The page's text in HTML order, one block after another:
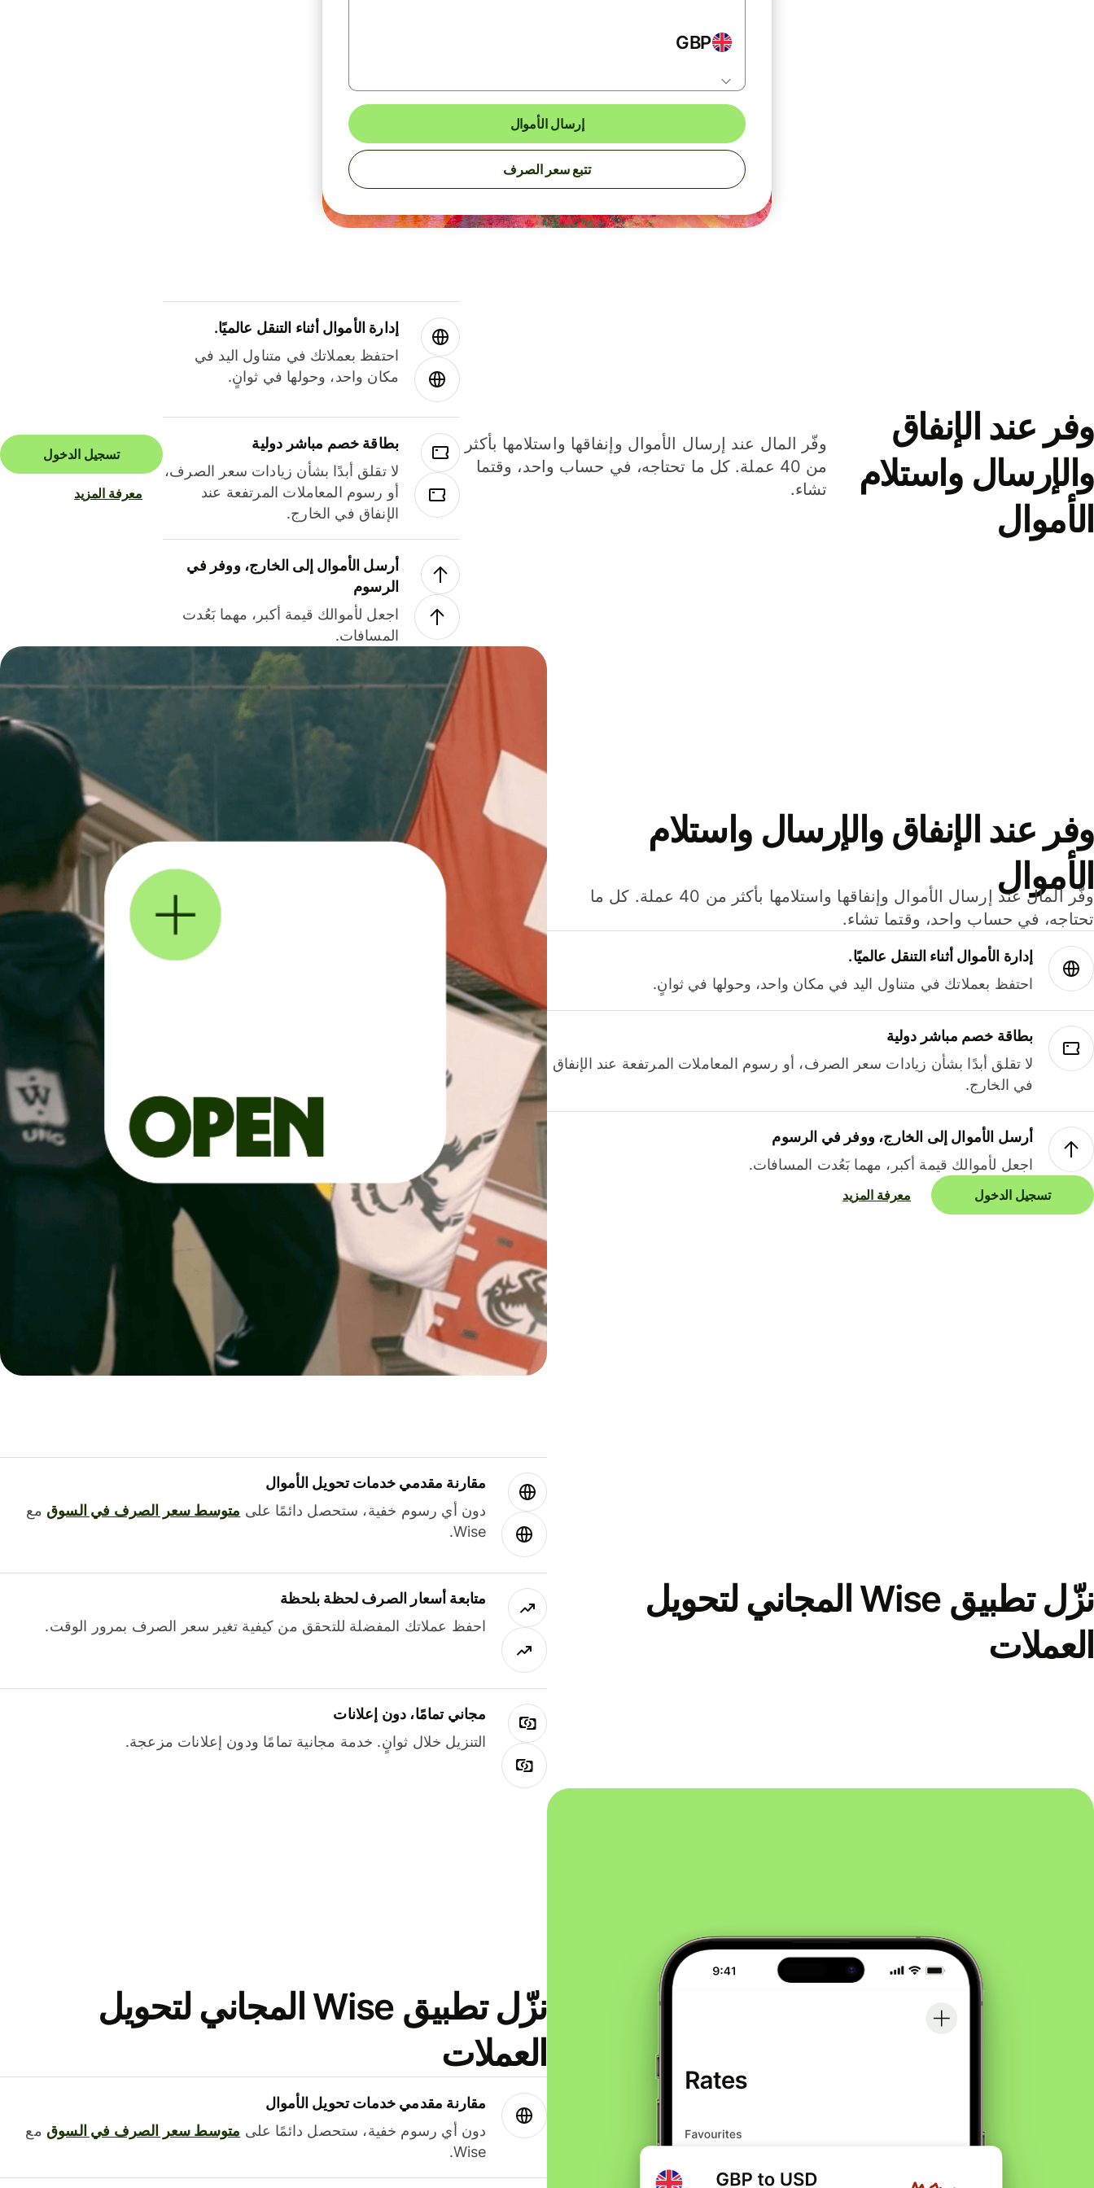
GBP
إرسال الأموال
تتبع سعر الصرف
وفر عند الإنفاق
والإرسال واستلام
الأموال
وفّر المال عند إرسال الأموال وإنفاقها واستلامها بأكثر
من 40 عملة. كل ما تحتاجه، في حساب واحد، وقتما
تشاء.
إدارة الأموال أثناء التنقل عالميًا.
احتفظ بعملاتك في متناول اليد في
مكان واحد، وحولها في ثوانٍ.
بطاقة خصم مباشر دولية
لا تقلق أبدًا بشأن زيادات سعر الصرف،
أو رسوم المعاملات المرتفعة عند
الإنفاق في الخارج.
أرسل الأموال إلى الخارج، ووفر في
الرسوم
اجعل لأموالك قيمة أكبر، مهما بَعُدت
المسافات.
تسجيل الدخول
معرفة المزيد
وفر عند الإنفاق والإرسال واستلام
الأموال
وفّر المال عند إرسال الأموال وإنفاقها واستلامها بأكثر من 40 عملة. كل ما
تحتاجه، في حساب واحد، وقتما تشاء.
إدارة الأموال أثناء التنقل عالميًا.
احتفظ بعملاتك في متناول اليد في مكان واحد، وحولها في ثوانٍ.
بطاقة خصم مباشر دولية
لا تقلق أبدًا بشأن زيادات سعر الصرف، أو رسوم المعاملات المرتفعة عند الإنفاق
في الخارج.
أرسل الأموال إلى الخارج، ووفر في الرسوم
اجعل لأموالك قيمة أكبر، مهما بَعُدت المسافات.
تسجيل الدخول معرفة المزيد
نزّل تطبيق Wise المجاني لتحويل
العملات
مقارنة مقدمي خدمات تحويل الأموال
دون أي رسوم خفية، ستحصل دائمًا على متوسط ​​سعر الصرف في السوق مع
Wise.
متابعة أسعار الصرف لحظة بلحظة
احفظ عملاتك المفضلة للتحقق من كيفية تغير سعر الصرف بمرور الوقت.
مجاني تمامًا، دون إعلانات
التنزيل خلال ثوانٍ. خدمة مجانية تمامًا ودون إعلانات مزعجة.
نزّل تطبيق Wise المجاني لتحويل
العملات
مقارنة مقدمي خدمات تحويل الأموال
دون أي رسوم خفية، ستحصل دائمًا على متوسط ​​سعر الصرف في السوق مع
Wise.